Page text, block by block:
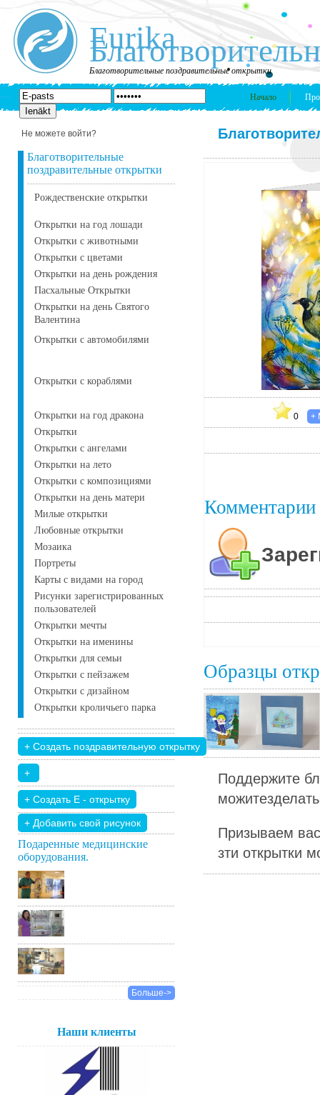
Eurika
Благотворительные поздравительные открытки
Начало
Не можете войти?
Благотворительные
поздравительные открытки
Рождественские открытки
Открытки на год лошади
Открытки с животными
Открытки с цветами
Открытки на день рождения
Пасхальные Открытки
Открытки на день Святого
Валентина
Открытки с автомобилями
Открытки с кораблями
Открытки на год дракона
Открытки
Открытки с ангелами
Открытки на лето
Открытки с композициями
Открытки на день матери
Милые открытки
Любовные открытки
Мозаика
Портреты
Карты с видами на город
Рисунки зарегистрированных
пользователей
Открытки мечты
Открытки на именины
Открытки для семьи
Открытки с пейзажем
Открытки с дизайном
Открытки кроличьего парка
+ Добавить свой ​​рисунок
Подаренные медицинские
оборудования.
Больше->
Наши клиенты
0
Комментарии
Образцы
Поддержите
Призываем
зти открытки